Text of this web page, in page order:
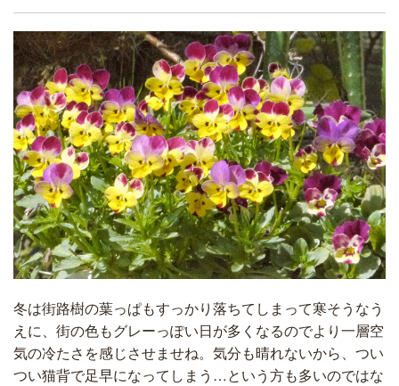
冬は街路樹の葉っぱもすっかり落ちてしまって寒そうなう
えに、街の色もグレーっぽい日が多くなるのでより一層空
気の冷たさを感じさせませね。気分も晴れないから、つい
つい猫背で足早になってしまう…という方も多いのではな